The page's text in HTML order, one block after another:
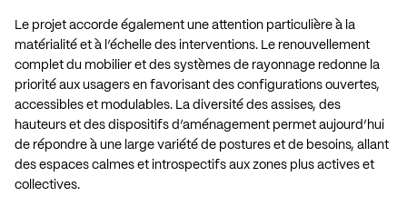
Le projet accorde également une attention particulière à la
matérialité et à l’échelle des interventions. Le renouvellement
complet du mobilier et des systèmes de rayonnage redonne la
priorité aux usagers en favorisant des configurations ouvertes,
accessibles et modulables. La diversité des assises, des
hauteurs et des dispositifs d’aménagement permet aujourd’hui
de répondre à une large variété de postures et de besoins, allant
des espaces calmes et introspectifs aux zones plus actives et
collectives.